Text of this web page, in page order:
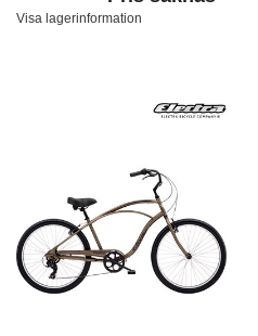
Visa lagerinformation